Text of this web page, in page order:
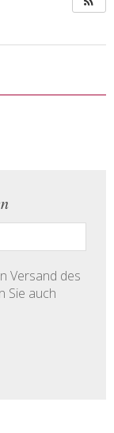
Versand des
Sie auch